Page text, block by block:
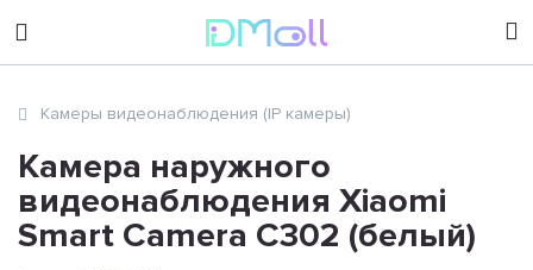
sales@dimoll.ru
Камеры видеонаблюдения (IP камеры)
Камера наружного
видеонаблюдения Xiaomi
Smart Camera C302 (белый)